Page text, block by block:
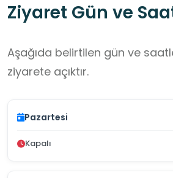
Ziyaret Gün ve
Aşağıda belirtilen gün ve
ziyarete açıktır.
Pazartesi
Kapalı